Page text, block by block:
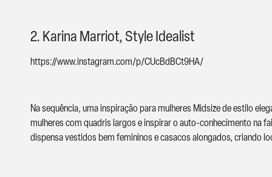
2. Karina Marriot, Style Idealist
https://www.instagram.com/p/CUcBdBCt9HA/
Na sequência, uma inspiração para mulheres Midsize de estilo
mulheres com quadris largos e inspirar o auto-conhecimento na
dispensa vestidos bem femininos e casacos alongados, criando